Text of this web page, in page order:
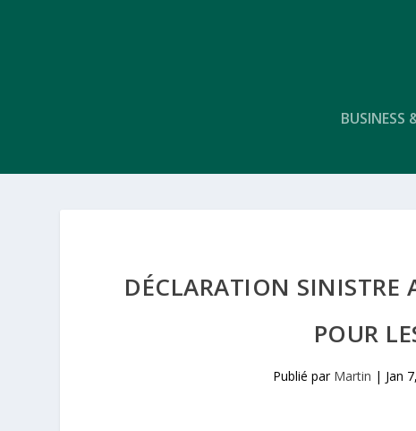
BUSINESS
DÉCLARATION SINISTRE
POUR
Publié par Martin | Jan